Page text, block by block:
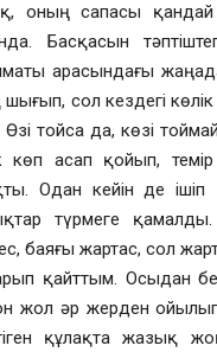
оның сапасы
Басқасын
арасындағы
сол кездегі көлік
Өзі тойса да, көзі
көп асап қойып,
Одан кейін де ішіп
түрмеге
баяғы жартас, сол
қайттым. Осыдан
жол әр жерден
құлақта жазық